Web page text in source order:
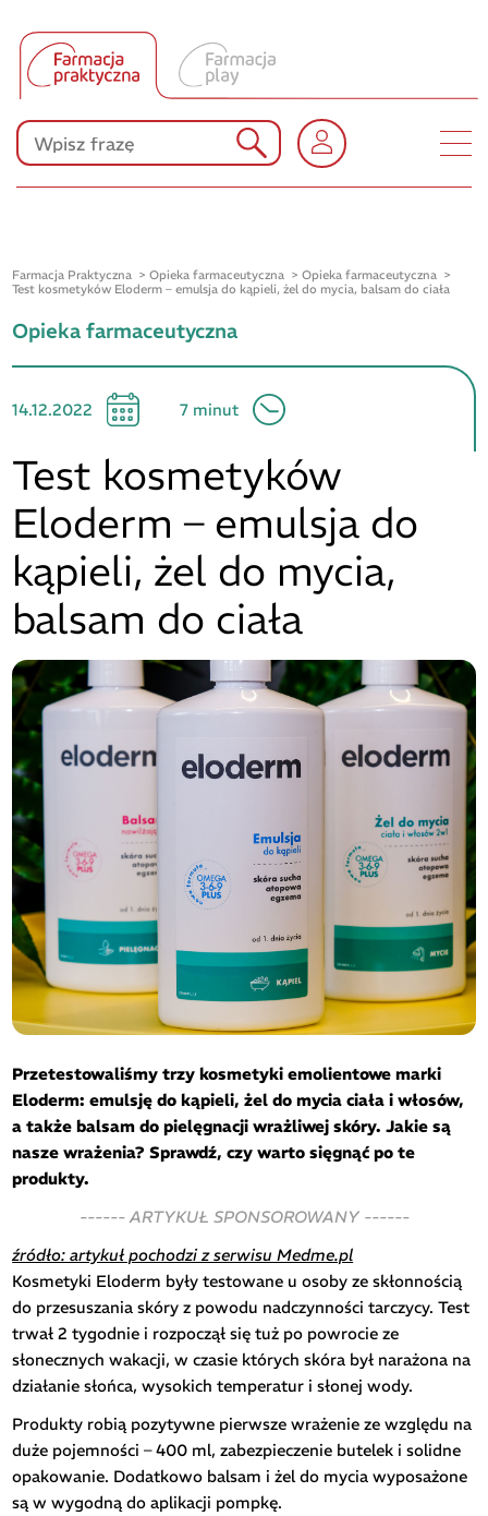
Produkty Polpharmy
KONKURSY
Farmacja Praktyczna Opieka farmaceutyczna
Opieka farmaceutyczna
Test kosmetyków Eloderm – emulsja do kąpieli, żel do mycia, balsam do ciała
Opieka farmaceutyczna
14.12.2022 7 minut
Test kosmetyków
Eloderm – emulsja do
kąpieli, żel do mycia,
balsam do ciała
Przetestowaliśmy trzy kosmetyki emolientowe marki
Eloderm: emulsję do kąpieli, żel do mycia ciała i włosów,
a także balsam do pielęgnacji wrażliwej skóry. Jakie są
nasze wrażenia? Sprawdź, czy warto sięgnąć po te
produkty.
------ ARTYKUŁ SPONSOROWANY ------
źródło: artykuł pochodzi z serwisu Medme.pl
Kosmetyki Eloderm były testowane u osoby ze skłonnością
do przesuszania skóry z powodu nadczynności tarczycy. Test
trwał 2 tygodnie i rozpoczął się tuż po powrocie ze
słonecznych wakacji, w czasie których skóra był narażona na
działanie słońca, wysokich temperatur i słonej wody.
Produkty robią pozytywne pierwsze wrażenie ze względu na
duże pojemności – 400 ml, zabezpieczenie butelek i solidne
opakowanie. Dodatkowo balsam i żel do mycia wyposażone
są w wygodną do aplikacji pompkę.